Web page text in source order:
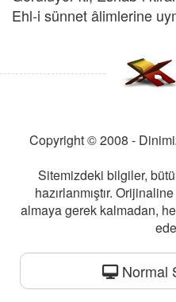
Ehl-i sünnet âlimlerine
Copyright © 2008 -
Sitemizdeki bilgiler,
hazırlanmıştır.
almaya gerek kalmadan,
Normal